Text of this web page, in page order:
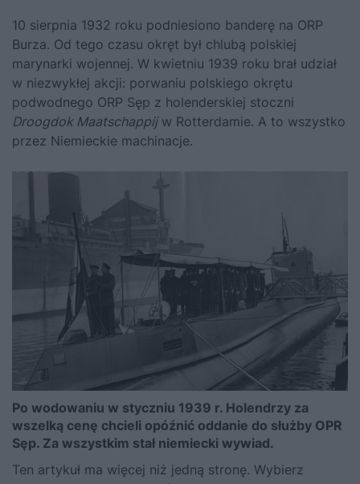
10 sierpnia 1932 roku podniesiono banderę na ORP
Burza. Od tego czasu okręt był chlubą polskiej
marynarki wojennej. W kwietniu 1939 roku brał udział
w niezwykłej akcji: porwaniu polskiego okrętu
podwodnego ORP Sęp z holenderskiej stoczni
Droogdok Maatschappijw Rotterdamie. A to wszystko
przez Niemieckie machinacje.
Po wodowaniu w styczniu 1939 r. Holendrzy za
wszelką cenę chcieli opóźnić oddanie do służby OPR
Sęp. Za wszystkim stał niemiecki wywiad.
Ten artykuł ma więcej niż jedną stronę. Wybierz